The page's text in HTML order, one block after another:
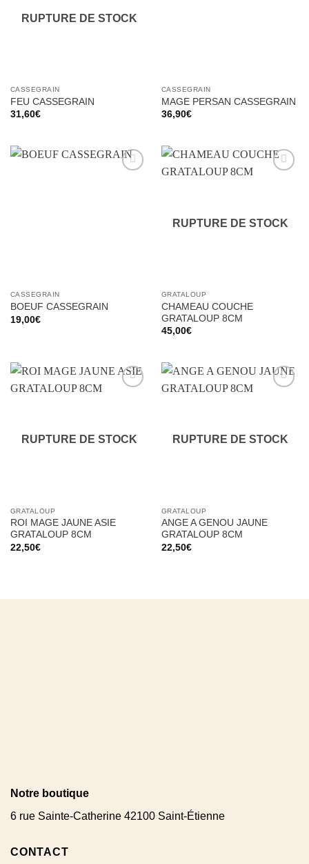
RUPTURE DE STOCK
CASSEGRAIN
FEU CASSEGRAIN
31,60€
CASSEGRAIN
MAGE PERSAN CASSEGRAIN
36,90€
CASSEGRAIN
BOEUF CASSEGRAIN
19,00€
RUPTURE DE STOCK
GRATALOUP
CHAMEAU COUCHE
GRATALOUP 8CM
45,00€
RUPTURE DE STOCK
GRATALOUP
ROI MAGE JAUNE ASIE
GRATALOUP 8CM
22,50€
RUPTURE DE STOCK
GRATALOUP
ANGE A GENOU JAUNE
GRATALOUP 8CM
22,50€
Notre boutique
6 rue Sainte-Catherine 42100 Saint-Étienne
CONTACT